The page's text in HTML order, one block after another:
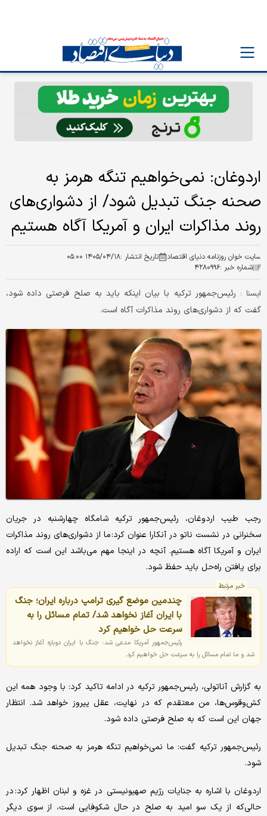
اردوغان: نمی‌خواهیم تنگه هرمز به
صحنه جنگ تبدیل شود/ از دشواری‌های
روند مذاکرات ایران و آمریکا آگاه هستیم
سایت خوان روزنامه دنیای اقتصاد تاریخ انتشار :۱۴۰۵/۰۴/۱۸ ۰۵:۰۰
شماره خبر :۴۲۸۰۹۹۶
ايسنا : رئیس‌جمهور ترکیه با بیان اینکه باید به صلح فرصتی داده شود،
گفت که از دشواری‌های روند مذاکرات آگاه است.
رجب طیب اردوغان، رئیس‌جمهور ترکیه شامگاه چهارشنبه در جریان
سخنرانی در نشست ناتو در آنکارا عنوان کرد: ما از دشواری‌های روند مذاکرات
ایران و آمریکا آگاه هستیم. آنچه در اینجا مهم می‌باشد این است که اراده
برای یافتن راه‌حل باید حفظ شود.
خبر مرتبط
چندمین موضع گیری ترامپ درباره ایران؛ جنگ
با ایران آغاز نخواهد شد/ تمام مسائل را به
سرعت حل خواهیم کرد
رئیس‌جمهور آمریکا مدعی شد: جنگ با ایران دوباره آغاز نخواهد
شد و ما تمام مسائل را به سرعت حل خواهیم کرد.
به گزارش آناتولی، رئیس‌جمهور ترکیه در ادامه تاکید کرد: با وجود همه این
کش‌وقوس‌ها، من معتقدم که در نهایت، عقل پیروز خواهد شد. انتظار
جهان این است که به صلح فرصتی داده شود.
رئیس‌جمهور ترکیه گفت: ما نمی‌خواهیم تنگه هرمز به صحنه جنگ تبدیل
شود.
اردوغان با اشاره به جنایات رژیم صهیونیستی در غزه و لبنان اظهار کرد: در
حالی‌که از یک سو امید به صلح در حال شکوفایی است، از سوی دیگر